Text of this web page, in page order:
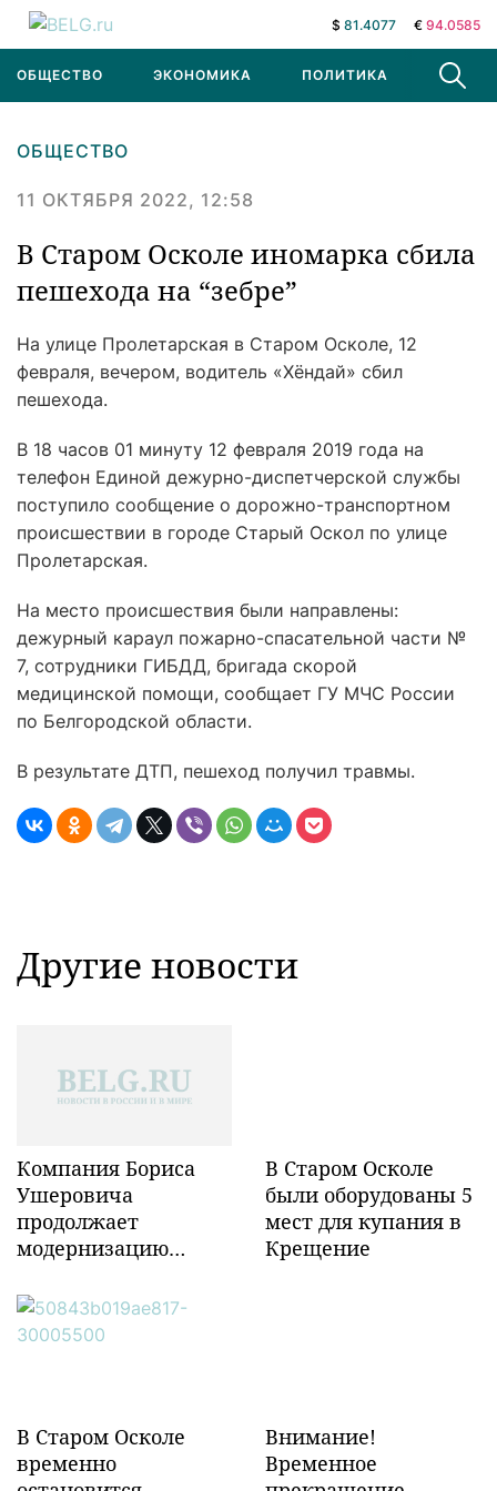
$ 81.4077 € 94.0585
ОБЩЕСТВО ЭКОНОМИКА ПОЛИТИКА В МИРЕ
ОБЩЕСТВО
11 ОКТЯБРЯ 2022, 12:58
В Старом Осколе иномарка сбила
пешехода на “зебре”
На улице Пролетарская в Старом Осколе, 12
февраля, вечером, водитель «Хёндай» сбил
пешехода.
В 18 часов 01 минуту 12 февраля 2019 года на
телефон Единой дежурно-диспетчерской службы
поступило сообщение о дорожно-транспортном
происшествии в городе Старый Оскол по улице
Пролетарская.
На место происшествия были направлены:
дежурный караул пожарно-спасательной части №
7, сотрудники ГИБДД, бригада скорой
медицинской помощи, сообщает ГУ МЧС России
по Белгородской области.
В результате ДТП, пешеход получил травмы.
Другие новости
Компания Бориса
Ушеровича
продолжает
модернизацию
инфраструктуры в
Забайкалье
В Старом Осколе
были оборудованы 5
мест для купания в
Крещение
В Старом Осколе
временно
Внимание!
Временное